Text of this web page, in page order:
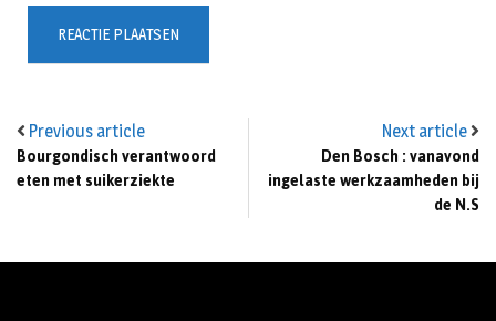
Previous article
Bourgondisch verantwoord
eten met suikerziekte
Next article
Den Bosch : vanavond
ingelaste werkzaamheden bij
de N.S